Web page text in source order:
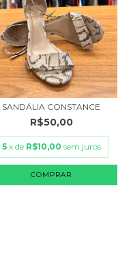
SANDÁLIA CONSTANCE
R$50,00
5 x de R$10,00 sem juros
COMPRAR